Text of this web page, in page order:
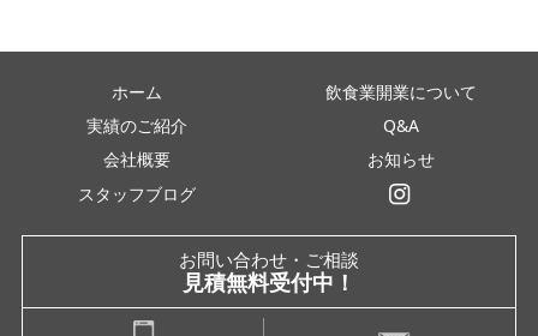
ホーム
飲食業開業について
実績のご紹介
Q&A
会社概要
お知らせ
スタッフブログ
お問い合わせ・ご相談
見積無料受付中！